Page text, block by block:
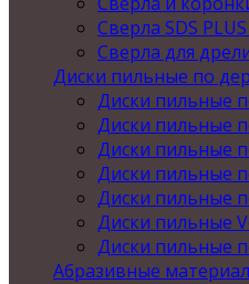
Сверла SDS PLUS
Сверла для
Диски пильные по
Диски пильные
Диски пильные
Диски пильные
Диски пильные
Диски пильные
Диски пильные
Диски пильные
Абразивные